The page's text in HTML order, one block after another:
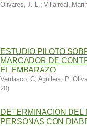
Olivares, J. L.; Villarreal,
ESTUDIO PILOTO
MARCADOR DE
EL EMBARAZO
Verdasco, C; Aguilera, P;
20)
DETERMINACIÓN DEL
PERSONAS CON